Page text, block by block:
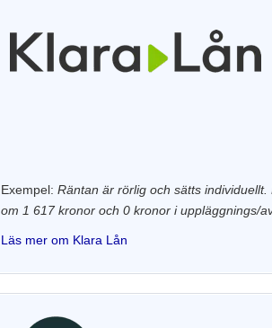
Exempel: Räntan är rörlig och sätts
om 1 617 kronor och 0 kronor i uppläggnings/
Läs mer om Klara Lån